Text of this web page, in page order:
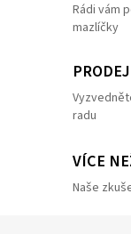
Rádi vám
mazlíčky
radu
VÍCE
Naše